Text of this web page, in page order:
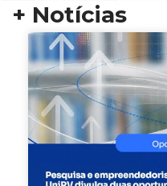
+ Notícias